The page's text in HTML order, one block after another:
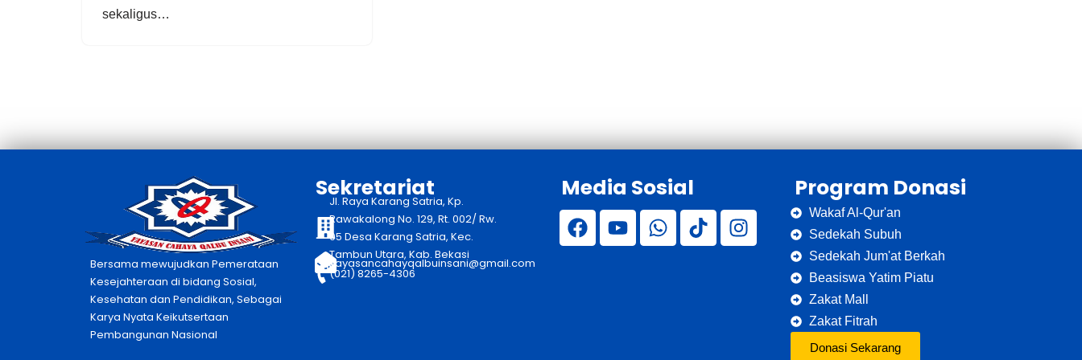
sekaligus…
Bersama mewujudkan Pemerataan
Kesejahteraan di bidang Sosial,
Kesehatan dan Pendidikan, Sebagai
Karya Nyata Keikutsertaan
Pembangunan Nasional
Sekretariat
Jl. Raya Karang Satria, Kp.
Rawakalong No. 129, Rt. 002/ Rw.
05 Desa Karang Satria, Kec.
Tambun Utara, Kab. Bekasi
yayasancahayqalbuinsani@gmail.com
(021) 8265-4306
Media Sosial Program Donasi
Wakaf Al-Qur'an
Sedekah Subuh
Sedekah Jum'at Berkah
Beasiswa Yatim Piatu
Zakat Mall
Zakat Fitrah
Donasi Sekarang